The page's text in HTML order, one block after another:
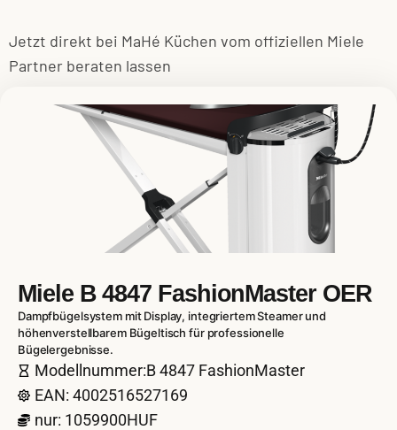
Jetzt direkt bei MaHé Küchen vom offiziellen Miele
Partner beraten lassen
Miele B 4847 FashionMaster OER
Dampfbügelsystem mit Display, integriertem Steamer und
höhenverstellbarem Bügeltisch für professionelle
Bügelergebnisse.
Modellnummer:B 4847 FashionMaster
EAN: 4002516527169
nur: 1059900HUF